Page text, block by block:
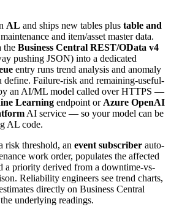
AL and ships new tables plus table and
and item/asset master data.
the Business Central REST/OData v4
pushing JSON) into a dedicated
entry runs trend analysis and anomaly
define. Failure-risk and remaining-useful-
an AI/ML model called over HTTPS —
Learning endpoint or Azure OpenAI
AI service — so your model can be
AL code.
risk threshold, an event subscriber auto-
work order, populates the affected
a priority derived from a downtime-vs-
Reliability engineers see trend charts,
directly on Business Central
underlying readings.